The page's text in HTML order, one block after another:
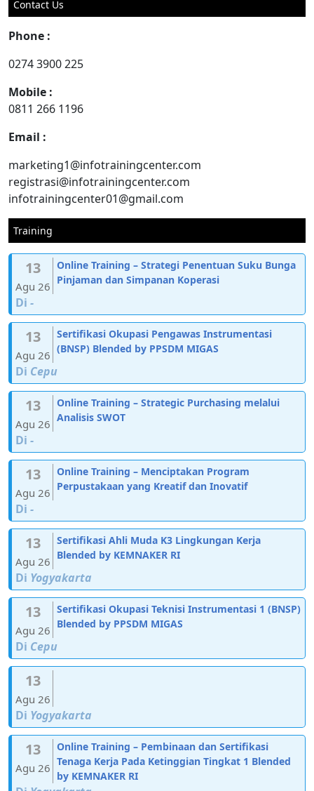
Contact Us
Phone :
0274 3900 225
Mobile :
0811 266 1196
Email :
marketing1@infotrainingcenter.com
registrasi@infotrainingcenter.com
infotrainingcenter01@gmail.com
Training
13
Agu 26
Online Training – Strategi Penentuan Suku Bunga
Pinjaman dan Simpanan Koperasi
Di -
13
Agu 26
Sertifikasi Okupasi Pengawas Instrumentasi
(BNSP) Blended by PPSDM MIGAS
Di Cepu
13
Agu 26
Online Training – Strategic Purchasing melalui
Analisis SWOT
Di -
13
Agu 26
Online Training – Menciptakan Program
Perpustakaan yang Kreatif dan Inovatif
Di -
13
Agu 26
Sertifikasi Ahli Muda K3 Lingkungan Kerja
Blended by KEMNAKER RI
Di Yogyakarta
13
Agu 26
Sertifikasi Okupasi Teknisi Instrumentasi 1 (BNSP)
Blended by PPSDM MIGAS
Di Cepu
13
Agu 26
Di Yogyakarta
13
Agu 26
Online Training – Pembinaan dan Sertifikasi
Tenaga Kerja Pada Ketinggian Tingkat 1 Blended
by KEMNAKER RI